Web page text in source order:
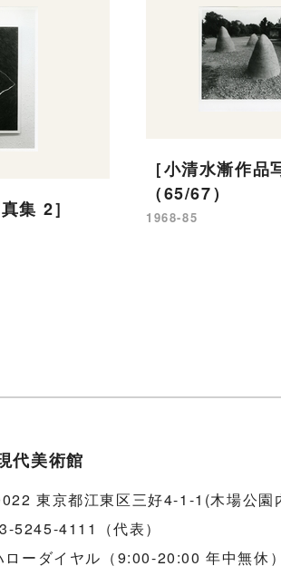
集 2］
［小清水漸作品
（65/67）
1968-85
代美術館
東京都江東区三好4-1-1(木場公園
5245-4111（代表）
ローダイヤル（9:00-20:00 年中無休）